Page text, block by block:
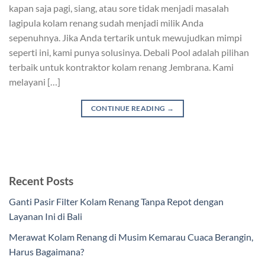
kapan saja pagi, siang, atau sore tidak menjadi masalah
lagipula kolam renang sudah menjadi milik Anda
sepenuhnya. Jika Anda tertarik untuk mewujudkan mimpi
seperti ini, kami punya solusinya. Debali Pool adalah pilihan
terbaik untuk kontraktor kolam renang Jembrana. Kami
melayani […]
CONTINUE READING →
Recent Posts
Ganti Pasir Filter Kolam Renang Tanpa Repot dengan
Layanan Ini di Bali
Merawat Kolam Renang di Musim Kemarau Cuaca Berangin,
Harus Bagaimana?